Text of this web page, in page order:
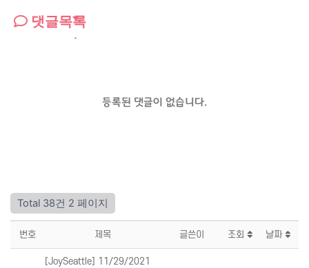
댓글목록
등록된 댓글이 없습니다.
Total 38건 2 페이지
번호 제목 글쓴이 조회 날짜
[JoySeattle] 11/29/2021